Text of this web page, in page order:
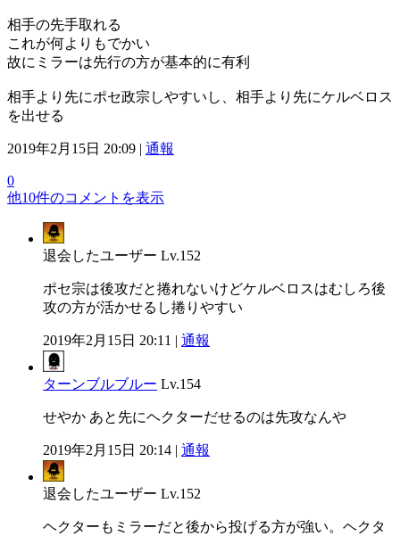
相手の先手取れる
これが何よりもでかい
故にミラーは先行の方が基本的に有利
相手より先にポセ政宗しやすいし、相手より先にケルベロス
を出せる
2019年2月15日 20:09 | 通報
0
他10件のコメントを表示
退会したユーザー Lv.152
ポセ宗は後攻だと捲れないけどケルベロスはむしろ後
攻の方が活かせるし捲りやすい
2019年2月15日 20:11 | 通報
ターンブルブルー Lv.154
せやか あと先にヘクターだせるのは先攻なんや
2019年2月15日 20:14 | 通報
退会したユーザー Lv.152
ヘクターもミラーだと後から投げる方が強い。ヘクタ